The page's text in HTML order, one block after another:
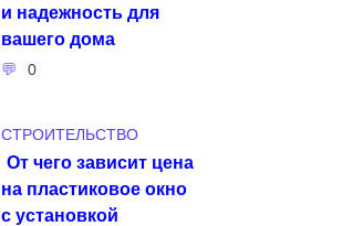
и надежность для
вашего дома
0
СТРОИТЕЛЬСТВО
От чего зависит цена
на пластиковое окно
с установкой